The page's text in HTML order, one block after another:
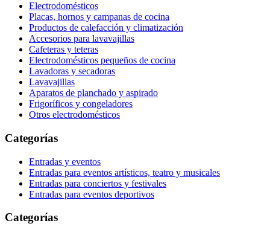
Electrodomésticos
Placas, hornos y campanas de cocina
Productos de calefacción y climatización
Accesorios para lavavajillas
Cafeteras y teteras
Electrodomésticos pequeños de cocina
Lavadoras y secadoras
Lavavajillas
Aparatos de planchado y aspirado
Frigoríficos y congeladores
Otros electrodomésticos
Categorías
Entradas y eventos
Entradas para eventos artísticos, teatro y musicales
Entradas para conciertos y festivales
Entradas para eventos deportivos
Categorías